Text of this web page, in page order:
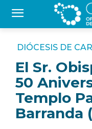
DIÓCESIS DE
El Sr.
50
Templo
Barranda